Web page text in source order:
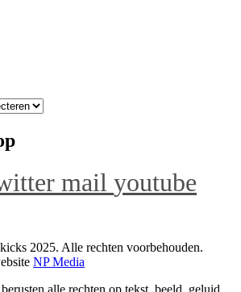
mail youtube
2025. Alle rechten voorbehouden.
NP Media
alle rechten op tekst, beeld, geluid